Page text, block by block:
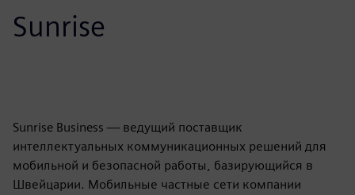
Sunrise
Sunrise Business — ведущий поставщик
интеллектуальных коммуникационных решений для
мобильной и безопасной работы, базирующийся в
Швейцарии. Мобильные частные сети компании